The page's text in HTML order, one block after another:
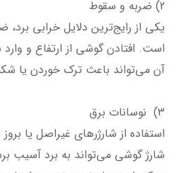
2) ضربه و سقوط
یکی از رایج‌ترین دلایل خرابی
است. افتادن گوشی از ارتفاع و
آن می‌تواند باعث ترک خوردن یا
3) نوسانات برق
استفاده از شارژرهای غیراصل یا
شارژ گوشی می‌تواند به برد آسیب